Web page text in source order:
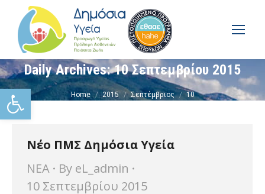
Ανοίξτε τη γραμμή
Daily Archives:10 Σεπτεμβρίου 2015
You are here:
Home 2015 Σεπτέμβριος 10
Νέο ΠΜΣ Δημόσια Υγεία
ΝΕΑ
By eL_admin
10 Σεπτεμβρίου 2015